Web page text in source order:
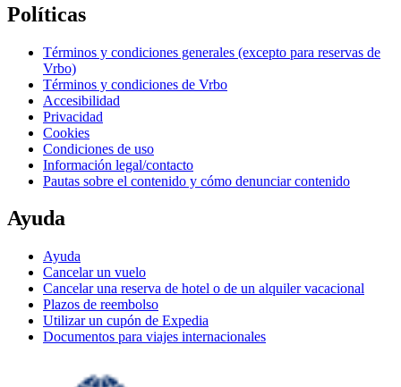
Políticas
Términos y condiciones generales (excepto para reservas de
Vrbo)
Términos y condiciones de Vrbo
Accesibilidad
Privacidad
Cookies
Condiciones de uso
Información legal/contacto
Pautas sobre el contenido y cómo denunciar contenido
Ayuda
Ayuda
Cancelar un vuelo
Cancelar una reserva de hotel o de un alquiler vacacional
Plazos de reembolso
Utilizar un cupón de Expedia
Documentos para viajes internacionales